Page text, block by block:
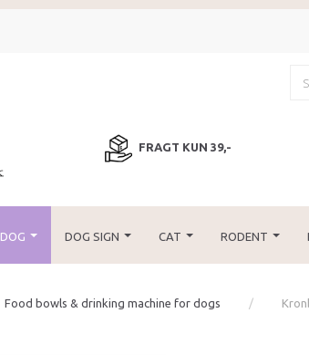
FRAGT KUN 39,-
DOG DOG SIGN CAT RODENT
Food bowls & drinking machine for dogs